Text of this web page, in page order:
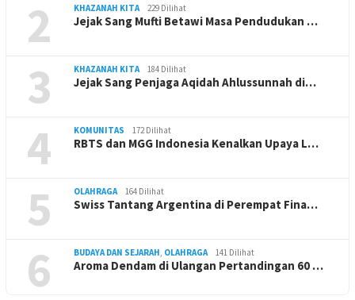
2 KHAZANAH KITA 229 Dilihat
Jejak Sang Mufti Betawi Masa Pendudukan …
3 KHAZANAH KITA 184 Dilihat
Jejak Sang Penjaga Aqidah Ahlussunnah di…
4 KOMUNITAS 172 Dilihat
RBTS dan MGG Indonesia Kenalkan Upaya L…
5 OLAHRAGA 164 Dilihat
Swiss Tantang Argentina di Perempat Fina…
6 BUDAYA DAN SEJARAH OLAHRAGA 141 Dilihat
Aroma Dendam di Ulangan Pertandingan 60 …